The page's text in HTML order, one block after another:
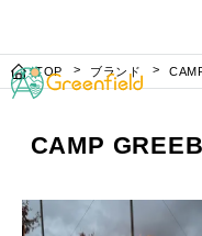
TOP ブランド
CAMP